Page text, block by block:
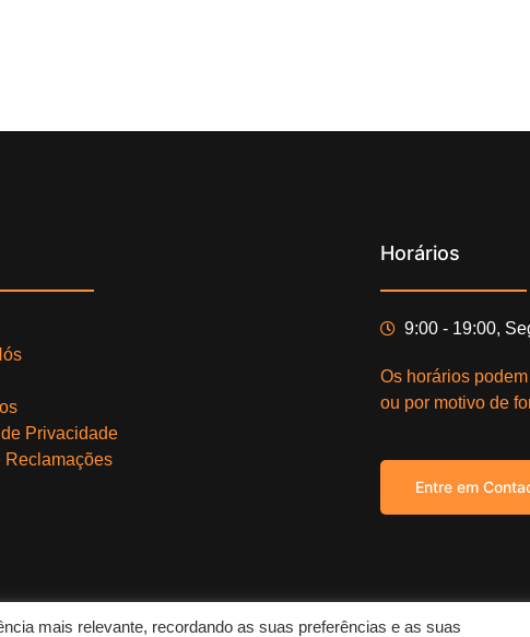
Privacidade
Reclamações
Horários
9:00 - 19:00,
Os horários
ou por motivo de
Entre em
mais relevante, recordando as suas preferências e as suas